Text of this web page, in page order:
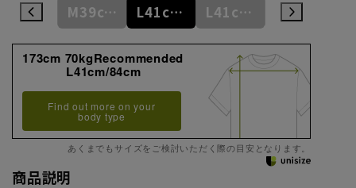
M39cm/88cm L41cm/80cm L41cm/82cm
173cm 70kgRecommended
L41cm/84cm
Find out more on your
body type
あくまでもサイズをご検討いただく際の目安となります。
商品説明